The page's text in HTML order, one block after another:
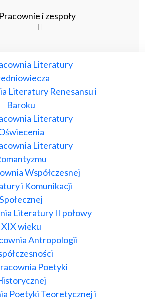
Pracownie i zespoły
Literatury
Literatury Renesansu i
Baroku
Literatury
Literatury
Współczesnej
i Komunikacji
Społecznej
Literatury II połowy
XIX wieku
Antropologii
Poetyki
Poetyki Teoretycznej i